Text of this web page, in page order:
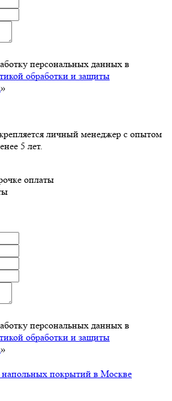
персональных данных в
обработки и защиты
»
личный менеджер с опытом
5 лет.
оплаты
персональных данных в
обработки и защиты
»